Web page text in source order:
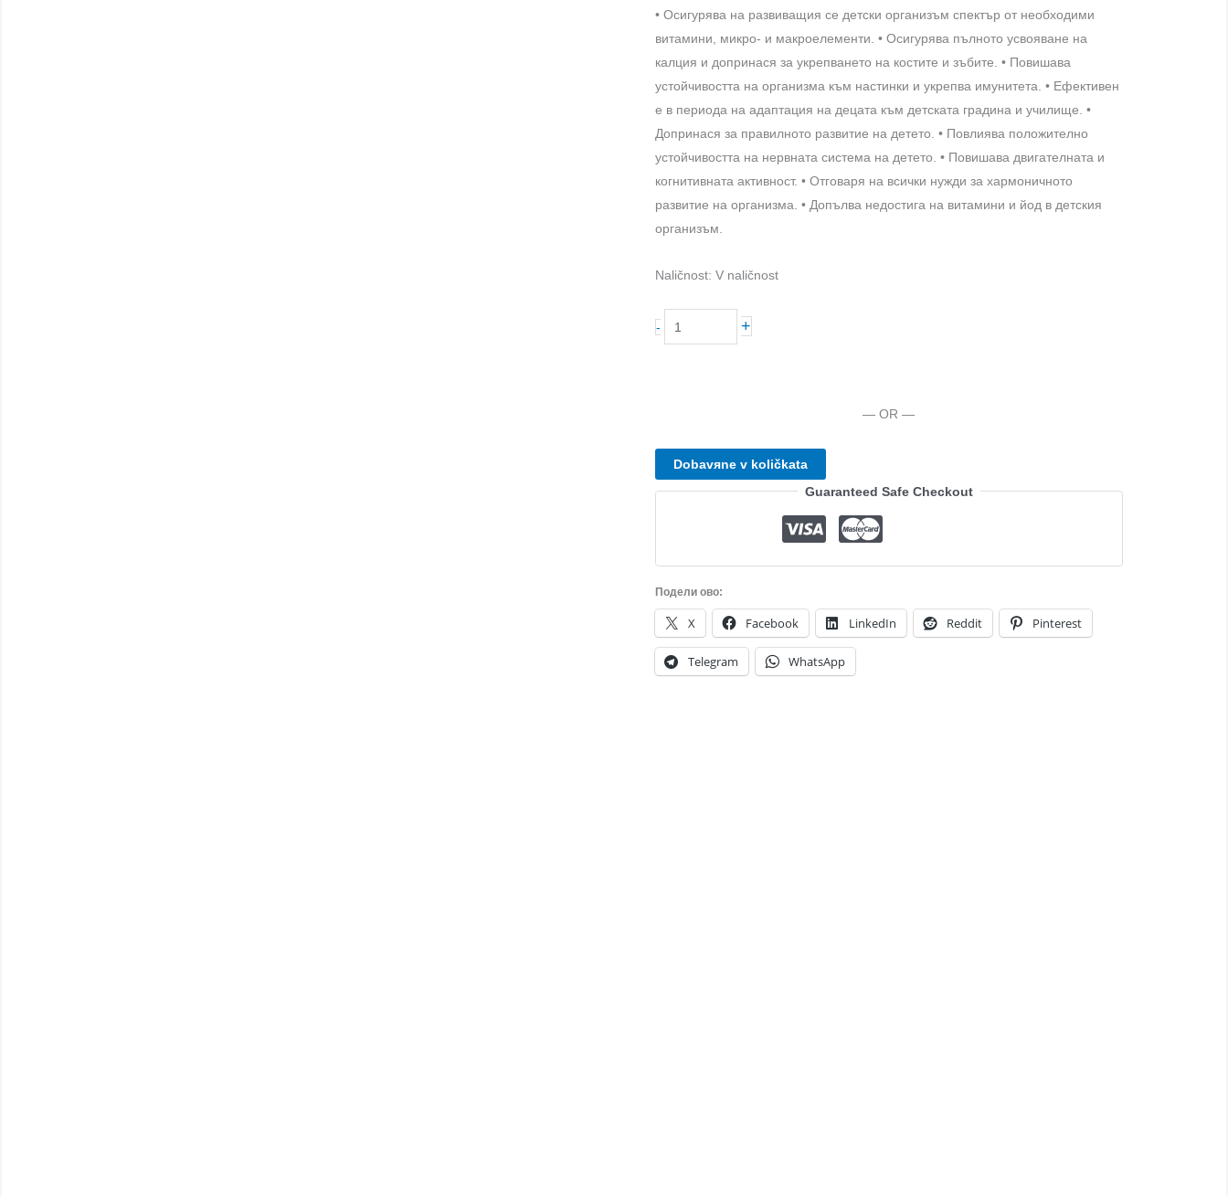
• Осигурява на развиващия се детски организъм спектър от необходими
витамини, микро- и макроелементи. • Осигурява пълното усвояване на
калция и допринася за укрепването на костите и зъбите. • Повишава
устойчивостта на организма към настинки и укрепва имунитета. • Ефективен
е в периода на адаптация на децата към детската градина и училище. •
Допринася за правилното развитие на детето. • Повлиява положително
устойчивостта на нервната система на детето. • Повишава двигателната и
когнитивната активност. • Отговаря на всички нужди за хармоничното
развитие на организма. • Допълва недостига на витамини и йод в детския
организъм.
Naličnost: V naličnost
-
količestvo
za
+
— OR —
Dobavяne v količkata
Guaranteed Safe Checkout
Подели ово:
X Facebook LinkedIn Reddit Pinterest
Telegram WhatsApp